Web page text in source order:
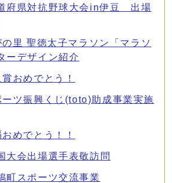
府県対抗野球大会in伊豆 出場
里 聖徳太子マラソン「マラソ
ーデザイン紹介
おめでとう！
ツ振興くじ(toto)助成事業実施
めでとう！！
大会出場選手表敬訪問
町スポーツ交流事業